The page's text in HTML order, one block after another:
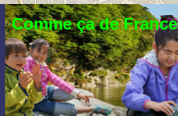
Comme ça de France